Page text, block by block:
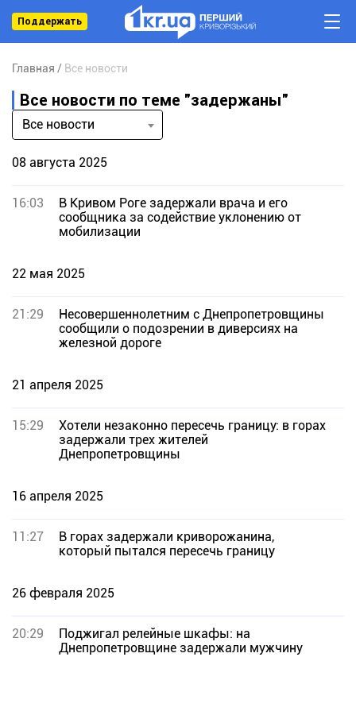
Поддержать
Главная Все новости
Все новости по теме "задержаны"
Все новости
08 августа 2025
16:03
В Кривом Роге задержали врача и его
сообщника за содействие уклонению от
мобилизации
22 мая 2025
21:29
Несовершеннолетним с Днепропетровщины
сообщили о подозрении в диверсиях на
железной дороге
21 апреля 2025
15:29
Хотели незаконно пересечь границу: в горах
задержали трех жителей
Днепропетровщины
16 апреля 2025
11:27
В горах задержали криворожанина,
который пытался пересечь границу
26 февраля 2025
20:29
Поджигал релейные шкафы: на
Днепропетровщине задержали мужчину